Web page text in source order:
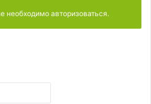
необходимо авторизоваться.